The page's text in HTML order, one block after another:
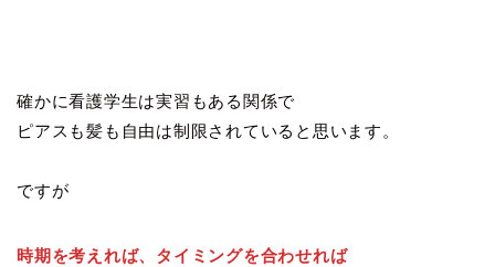
確かに看護学生は実習もある関係で
ピアスも髪も自由は制限されていると思います。
ですが
時期を考えれば、タイミングを合わせれば